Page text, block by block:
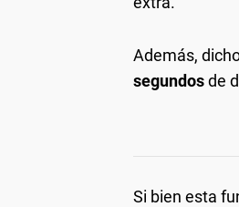
Además,
segundosde
Si bien esta